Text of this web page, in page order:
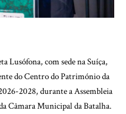
Lusófona, com sede na Suíça,
do Centro do Património da
2028, durante a Assembleia
Câmara Municipal da Batalha.